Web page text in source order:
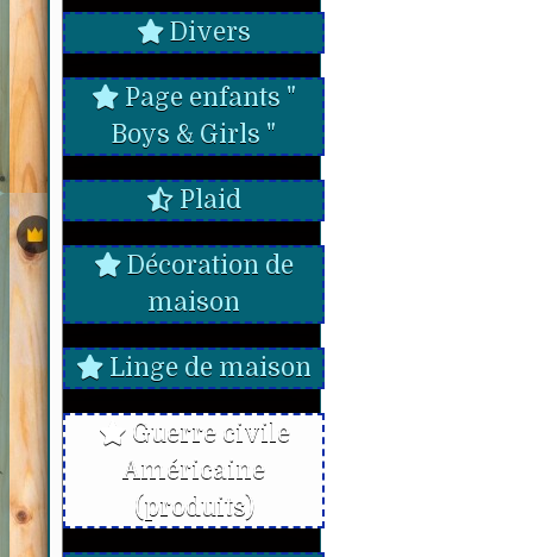
Divers
Page enfants "
Boys & Girls "
Plaid
Décoration de
maison
Linge de maison
Guerre civile
Américaine
(produits)